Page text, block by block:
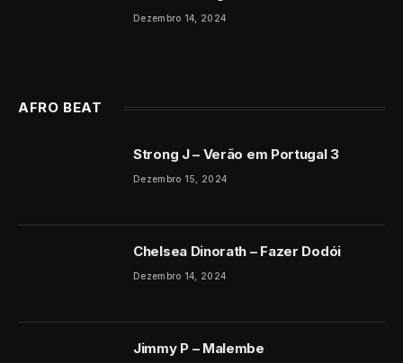
Dezembro 14, 2024
AFRO BEAT
Strong J – Verão em Portugal 3
Dezembro 15, 2024
Chelsea Dinorath – Fazer Dodói
Dezembro 14, 2024
Jimmy P – Malembe